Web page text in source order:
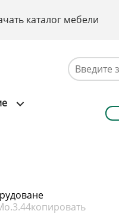
каталог мебели
копировать